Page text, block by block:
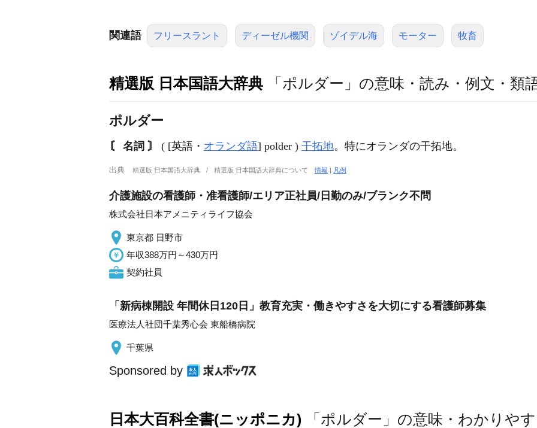
関連語 フリースラント ディーゼル機関 ゾイデル海 モーター 牧畜
精選版 日本国語大辞典 「ポルダー」の意味・読み・例文・類
ポルダー
〘 名詞 〙 ( [英語・ オランダ語] polder ) 干拓地。特にオランダの干拓地。
出典 精選版 日本国語大辞典 精選版 日本国語大辞典について情報 | 凡例
介護施設の看護師・准看護師/エリア正社員/日勤のみ/ブランク不問
株式会社日本アメニティライフ協会
東京都 日野市
年収388万円～430万円
契約社員
「新病棟開設 年間休日120日」教育充実・働きやすさを大切にする看護師募集
医療法人社団千葉秀心会 東船橋病院
千葉県
Sponsored by
日本大百科全書(ニッポニカ) 「ポルダー」の意味・わかりや